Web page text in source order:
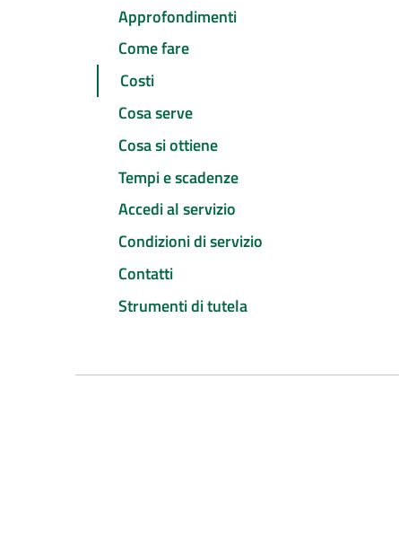
Approfondimenti
Come fare
Costi
Cosa serve
Cosa si ottiene
Tempi e scadenze
Accedi al servizio
Condizioni di servizio
Contatti
Strumenti di tutela